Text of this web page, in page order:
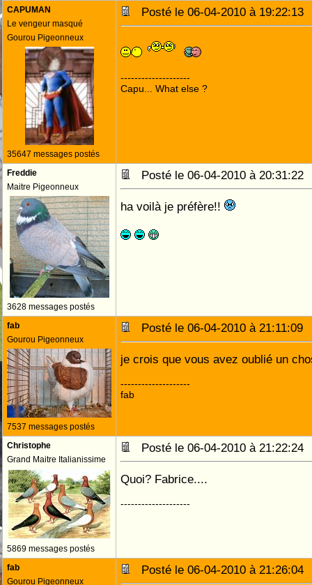
CAPUMAN
Le vengeur masqué
Gourou Pigeonneux
35647 messages postés
Posté le 06-04-2010 à
--------------------
Capu... What else ?
Freddie
Maitre Pigeonneux
3628 messages postés
Posté le 06-04-2010 à
ha voilà je préfère!!
fab
Gourou Pigeonneux
7537 messages postés
Posté le 06-04-2010 à
je crois que vous avez oublié un
--------------------
fab
Christophe
Grand Maitre Italianissime
5869 messages postés
Posté le 06-04-2010 à
Quoi? Fabrice....
--------------------
fab
Gourou Pigeonneux
Posté le 06-04-2010 à